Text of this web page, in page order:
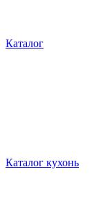
Каталог
Каталог кухонь